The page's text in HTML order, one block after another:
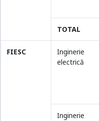
TOTAL
FIESC
Inginerie
electrică
Inginerie